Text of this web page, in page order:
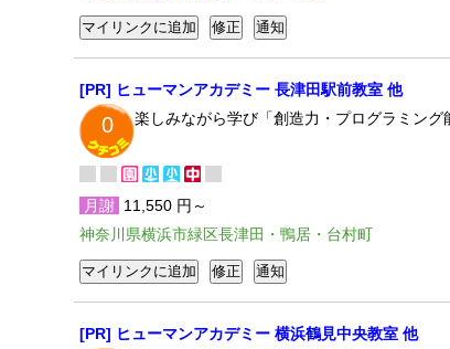
[PR] ヒューマンアカデミー 長津田駅前教室 他
0 楽しみながら学び「創造力・プログラミン
月謝 11,550 円～
神奈川県横浜市緑区長津田・鴨居・台村町
[PR] ヒューマンアカデミー 横浜鶴見中央教室 他